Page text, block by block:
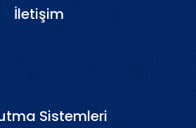
İletişim
Sistemleri